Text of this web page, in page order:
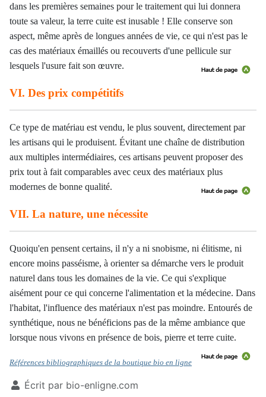
dans les premières semaines pour le traitement qui lui donnera
toute sa valeur, la terre cuite est inusable ! Elle conserve son
aspect, même après de longues années de vie, ce qui n'est pas le
cas des matériaux émaillés ou recouverts d'une pellicule sur
lesquels l'usure fait son œuvre.
VI. Des prix compétitifs
Ce type de matériau est vendu, le plus souvent, directement par
les artisans qui le produisent. Évitant une chaîne de distribution
aux multiples intermédiaires, ces artisans peuvent proposer des
prix tout à fait comparables avec ceux des matériaux plus
modernes de bonne qualité.
VII. La nature, une nécessite
Quoiqu'en pensent certains, il n'y a ni snobisme, ni élitisme, ni
encore moins passéisme, à orienter sa démarche vers le produit
naturel dans tous les domaines de la vie. Ce qui s'explique
aisément pour ce qui concerne l'alimentation et la médecine. Dans
l'habitat, l'influence des matériaux n'est pas moindre. Entourés de
synthétique, nous ne bénéficions pas de la même ambiance que
lorsque nous vivons en présence de bois, pierre et terre cuite.
Références bibliographiques de la boutique bio en ligne
Écrit par bio-enligne.com